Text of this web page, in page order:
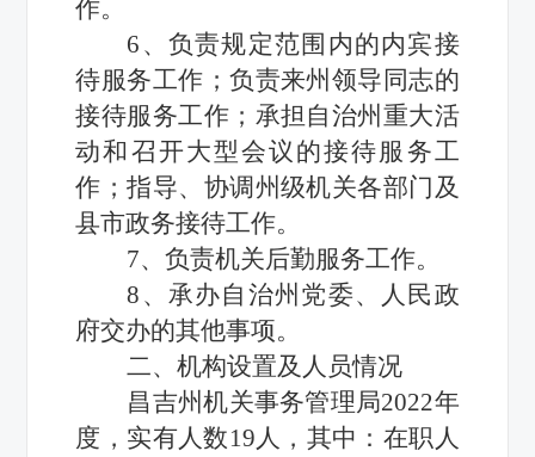
作。
6、负责规定范围内的内宾接
待服务工作；负责来州领导同志的
接待服务工作；承担自治州重大活
动和召开大型会议的接待服务工
作；指导、协调州级机关各部门及
县市政务接待工作。
7、负责机关后勤服务工作。
8、承办自治州党委、人民政
府交办的其他事项。
二、机构设置及 人员情况
昌吉州机关事务管理局2022年
度， 实有人数19人，其中：在职人